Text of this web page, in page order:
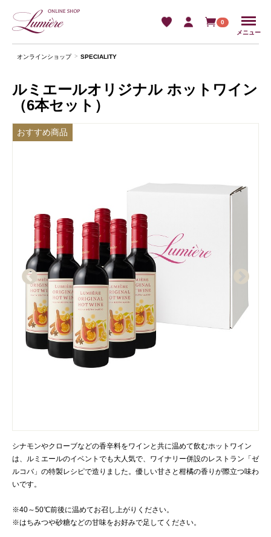
0
メニュー
オンラインショップ SPECIALITY
ルミエールオリジナル ホットワイン
（6本セット）
おすすめ商品
シナモンやクローブなどの香辛料をワインと共に温めて飲むホットワイン
は、ルミエールのイベントでも大人気で、ワイナリー併設のレストラン「ゼ
ルコバ」の特製レシピで造りました。優しい甘さと柑橘の香りが際立つ味わ
いです。
※40～50℃前後に温めてお召し上がりください。
※はちみつや砂糖などの甘味をお好みで足してください。